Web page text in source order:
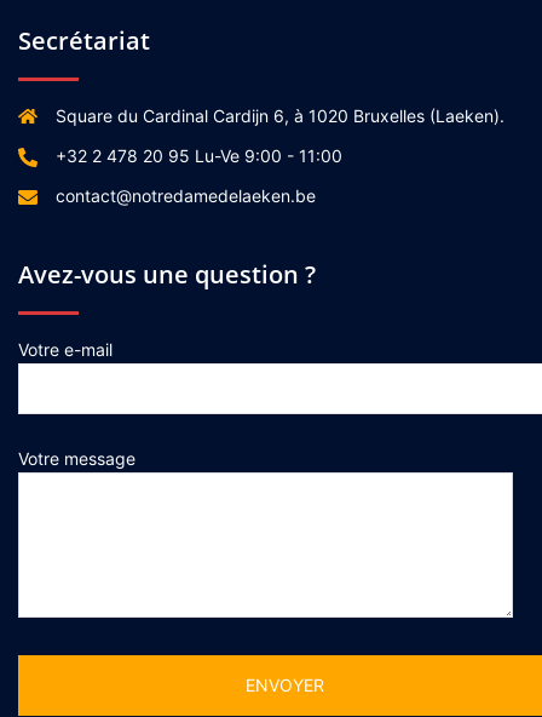
Secrétariat
Square du Cardinal Cardijn 6, à 1020 Bruxelles (Laeken).
+32 2 478 20 95 Lu-Ve 9:00 - 11:00
contact@notredamedelaeken.be
Avez-vous une question ?
Votre e-mail
Votre message